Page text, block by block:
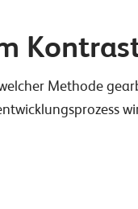
Methode